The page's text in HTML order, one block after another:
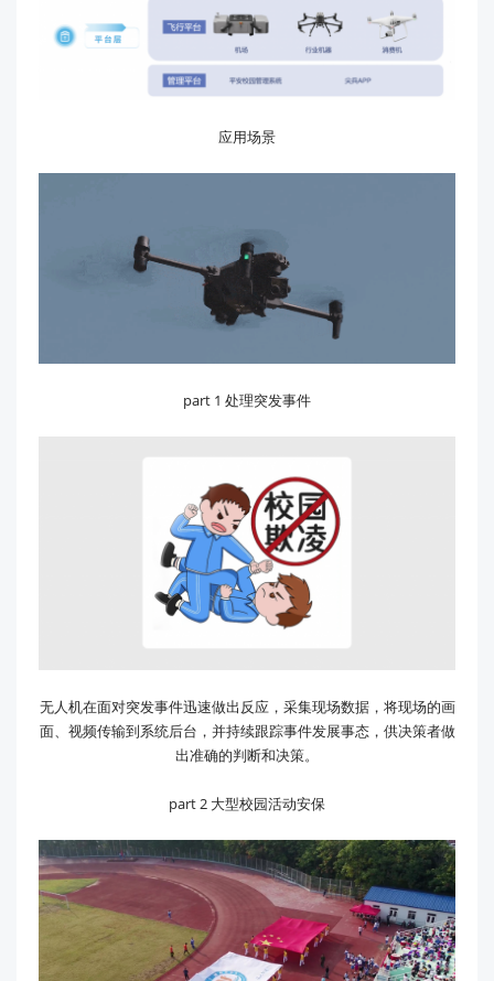
应用场景
part 1 处理突发事件
无人机在面对突发事件迅速做出反应，采集现场数据，将现场的画
面、视频传输到系统后台，并持续跟踪事件发展事态，供决策者做
出准确的判断和决策。
part 2 大型校园活动安保